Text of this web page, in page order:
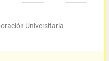
Universitaria